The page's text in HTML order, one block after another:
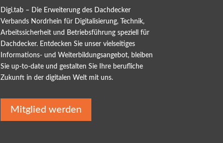
Digi.tab – Die Erweiterung des Dachdecker
Verbands Nordrhein für Digitalisierung, Technik,
Arbeitssicherheit und Betriebsführung speziell für
Dachdecker. Entdecken Sie unser vielseitiges
Informations- und Weiterbildungsangebot, bleiben
Sie up-to-date und gestalten Sie Ihre berufliche
Zukunft in der digitalen Welt mit uns.
Mitglied werden